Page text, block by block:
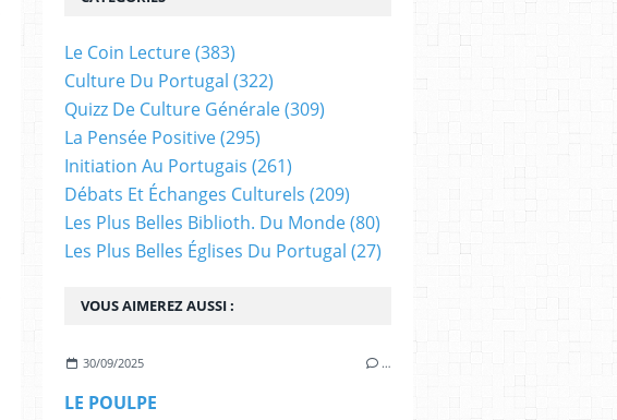
VOUS AIMEREZ AUSSI :
30/09/2025 …
LE POULPE
Le Coin Lecture(383)
Culture Du Portugal (322)
Quizz De Culture Générale(309)
La Pensée Positive(295)
Initiation Au Portugais (261)
Débats Et Échanges Culturels (209)
Les Plus Belles Biblioth. Du Monde(80)
Les Plus Belles Églises Du Portugal (27)